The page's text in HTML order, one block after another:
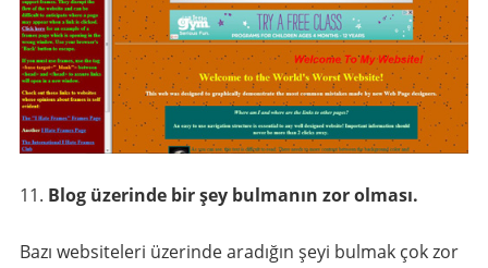
Blog üzerinde bir şey bulmanın zor olması.
Bazı websiteleri üzerinde aradığın şeyi bulmak çok zor